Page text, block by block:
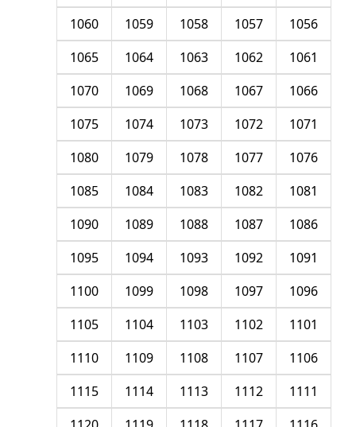
1056
1057
1058
1059
1060
1061
1062
1063
1064
1065
1066
1067
1068
1069
1070
1071
1072
1073
1074
1075
1076
1077
1078
1079
1080
1081
1082
1083
1084
1085
1086
1087
1088
1089
1090
1091
1092
1093
1094
1095
1096
1097
1098
1099
1100
1101
1102
1103
1104
1105
1106
1107
1108
1109
1110
1111
1112
1113
1114
1115